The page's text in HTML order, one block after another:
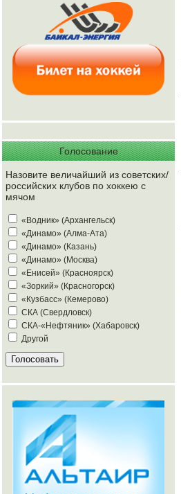
Голосование
Назовите величайший из советских/
российских клубов по хоккею с
мячом
«Водник» (Архангельск)
«Динамо» (Алма-Ата)
«Динамо» (Казань)
«Динамо» (Москва)
«Енисей» (Красноярск)
«Зоркий» (Красногорск)
«Кузбасс» (Кемерово)
СКА (Свердловск)
СКА-«Нефтяник» (Хабаровск)
Другой